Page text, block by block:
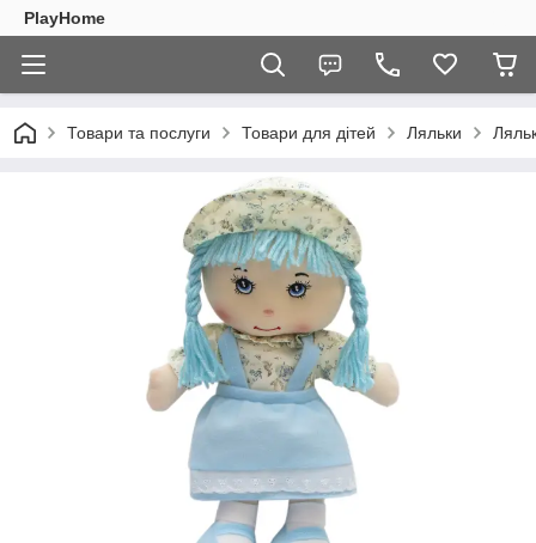
PlayHome
Товари та послуги Товари для дітей Ляльки